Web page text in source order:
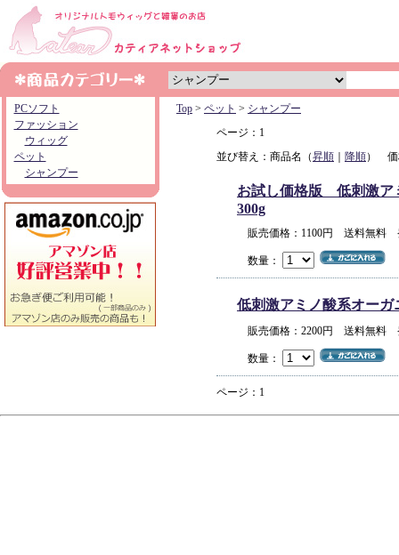
PCソフト
ファッション
ウィッグ
ペット
シャンプー
Top > ペット > シャンプー
ページ：1
並び替え：商品名（昇順 降順） 価
お試し価格版 低刺激ア
300g
販売価格：1100円 送料無料
数量：
低刺激アミノ酸系オーガ
販売価格：2200円 送料無料
数量：
ページ：1